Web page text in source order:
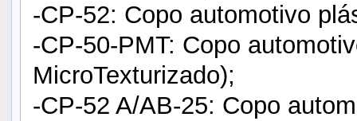
-CP-52: Copo automotivo
-CP-50-PMT: Copo
MicroTexturizado);
-CP-52 A/AB-25: Copo